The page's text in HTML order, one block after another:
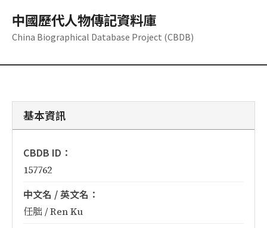
中國歷代人物傳記資料庫
China Biographical Database Project (CBDB)
基本資訊
CBDB ID：
157762
中文名 / 英文名：
任胐 / Ren Ku